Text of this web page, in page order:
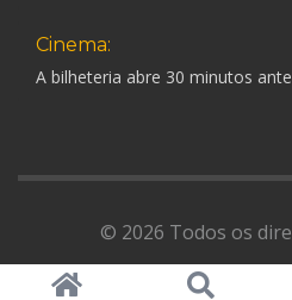
Cinema:
A bilheteria abre 30 minutos
© 2026 Todos os